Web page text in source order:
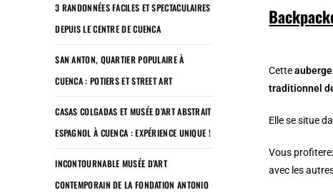
3 RANDONNÉES FACILES ET SPECTACULAIRES
DEPUIS LE CENTRE DE CUENCA
SAN ANTON, QUARTIER POPULAIRE À
CUENCA : POTIERS ET STREET ART
CASAS COLGADAS ET MUSÉE D’ART ABSTRAIT
ESPAGNOL À CUENCA : EXPÉRIENCE UNIQUE !
INCONTOURNABLE MUSÉE D’ART
CONTEMPORAIN DE LA FONDATION ANTONIO
Cette
traditionnel
Elle se situe
Vous
avec les